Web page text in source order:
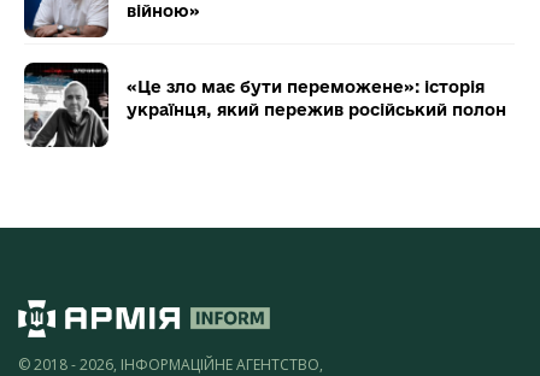
війною»
«Це зло має бути переможене»: історія
українця, який пережив російський полон
© 2018 - 2026, ІНФОРМАЦІЙНЕ АГЕНТСТВО,